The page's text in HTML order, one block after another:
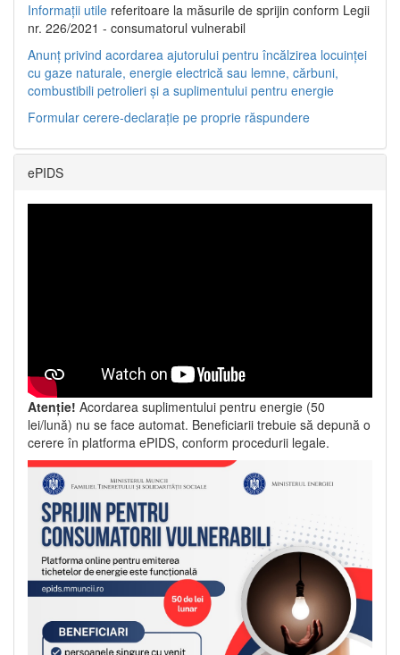
Informații utile referitoare la măsurile de sprijin conform Legii
nr. 226/2021 - consumatorul vulnerabil
Anunț privind acordarea ajutorului pentru încălzirea locuinței
cu gaze naturale, energie electrică sau lemne, cărbuni,
combustibili petrolieri și a suplimentului pentru energie
Formular cerere-declarație pe proprie răspundere
ePIDS
Atenție! Acordarea suplimentului pentru energie (50
lei/lună) nu se face automat. Beneficiarii trebuie să depună o
cerere în platforma ePIDS, conform procedurii legale.